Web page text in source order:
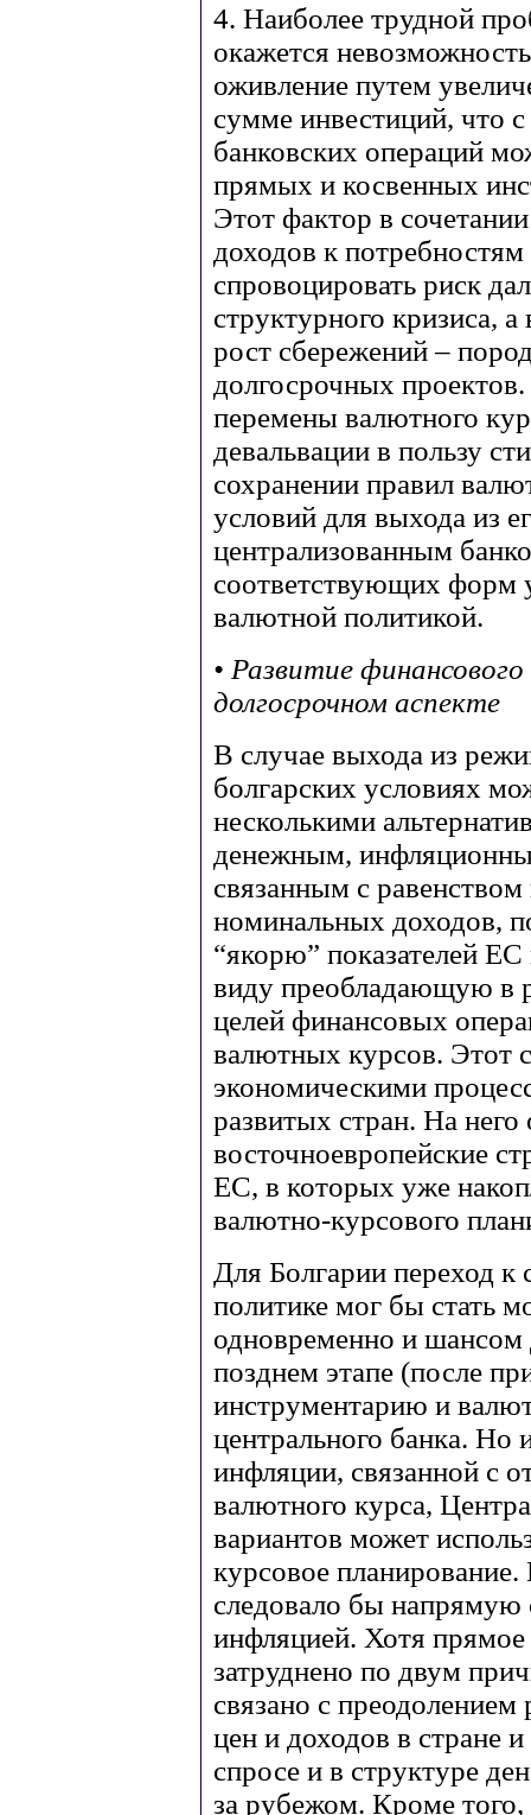
4. Наиболее трудной
окажется
оживление путем
сумме инвестиций, что
банковских операций
прямых и косвенных
Этот фактор в
доходов к
спровоцировать риск
структурного кризиса,
рост сбережений –
долгосрочных
перемены валютного
девальвации в пользу
сохранении правил
условий для выхода из
централизованным
соответствующих форм
валютной политикой.
• Развитие
долгосрочном аспекте
В случае выхода из
болгарских условиях
несколькими
денежным,
связанным с
номинальных доходов,
“якорю” показателей
виду преобладающую в
целей финансовых
валютных курсов. Этот
экономическими
развитых стран. На
восточноевропейские
ЕС, в которых уже
валютно-курсового
Для Болгарии переход к
политике мог бы стать
одновременно и шансом
позднем этапе (после
инструментарию и
центрального банка. Но
инфляции, связанной с
валютного курса,
вариантов может
курсовое
следовало бы напрямую
инфляцией. Хотя
затруднено по двум
связано с
цен и доходов в стране
спросе и в структуре
за рубежом. Кроме